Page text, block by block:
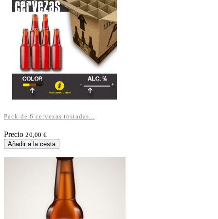
Pack de 6 cervezas tostadas...
Precio 20,00 €
Añadir a la cesta